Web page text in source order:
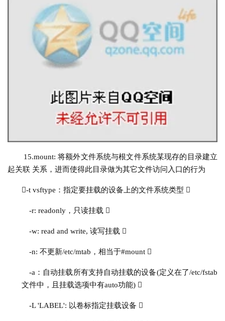
15.mount: 将额外文件系统与根文件系统某现存的目录建立
起关联 关系，进而使得此目录做为其它文件访问入口的行为
-t vsftype：指定要挂载的设备上的文件系统类型 
-r: readonly，只读挂载 
-w: read and write, 读写挂载 
-n: 不更新/etc/mtab，相当于#mount 
-a：自动挂载所有支持自动挂载的设备(定义在了/etc/fstab
文件中，且挂载选项中有auto功能) 
-L 'LABEL': 以卷标指定挂载设备 